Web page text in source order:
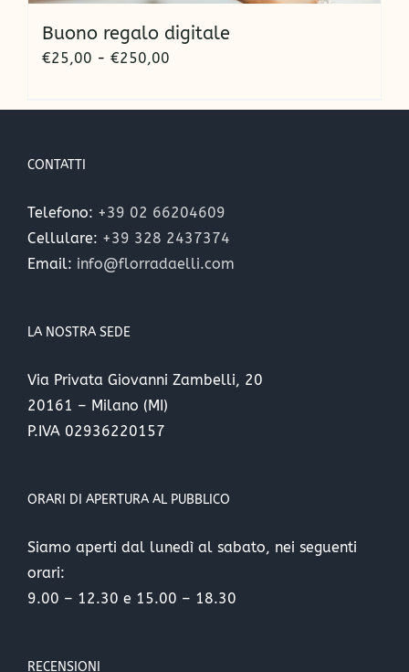
Buono regalo digitale
€25,00 - €250,00
prezzo:
€250,00
CONTATTI
Telefono: +39 02 66204609
Cellulare: +39 328 2437374
Email: info@florradaelli.com
LA NOSTRA SEDE
Via Privata Giovanni Zambelli, 20
20161 – Milano (MI)
P.IVA 02936220157
ORARI DI APERTURA AL PUBBLICO
Siamo aperti dal lunedì al sabato, nei seguenti
orari:
9.00 – 12.30 e 15.00 – 18.30
RECENSIONI